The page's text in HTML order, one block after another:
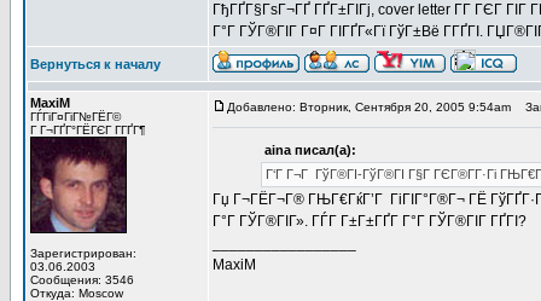
ГђГҐГ§ГѕГ¬ГҐ ГҐГ±ГІГј, cover letter Г­Г ГЄГ
Г°Г ГЎГ®ГІГ Г¤Г ГІГҐГ«Гї ГўГ±Вё Г­ГҐГІ.
Вернуться к началу
MaxiM
ГЃГіГ¤ГіГ№ГЁГ©
Г Г¬ГҐГ°ГЁГЄГ Г­ГҐГ¶
Зарегистрирован:
03.06.2003
Сообщения: 3546
Откуда: Moscow
Добавлено: Вторник, Сентября 20, 2005 9:54am
aina писал(а):
Г‘Г Г¬Г ГўГ®ГІ-ГўГ®ГІ Г§Г ГЄГ®Г­Г·Гі
Гџ Г¬ГЁГ¬Г® ГЊГ€ГќГ’Г ГіГІГ°Г®Г¬ ГЁ
Г°Г ГЎГ®ГІГ». ГЃГ Г±Г±ГҐГ­ Г°Г ГЎГ®ГІГ ГҐГІ?
MaxiM